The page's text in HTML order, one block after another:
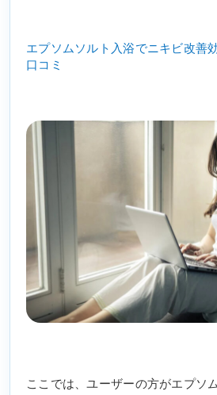
エプソムソルト入浴でニキビ改善
口コミ
ここでは、ユーザーの方がエプソ